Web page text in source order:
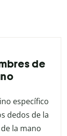
de
específico
dedos de la
la mano